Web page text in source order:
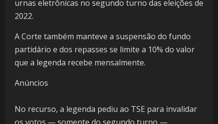
urnas eletrônicas no segundo turno das eleições de
2022.
A Corte também manteve a suspensão do fundo
partidário e dos repasses se limite a 10% do valor
que a legenda recebe mensalmente.
Anúncios
No recurso, a legenda pediu ao TSE para invalidar